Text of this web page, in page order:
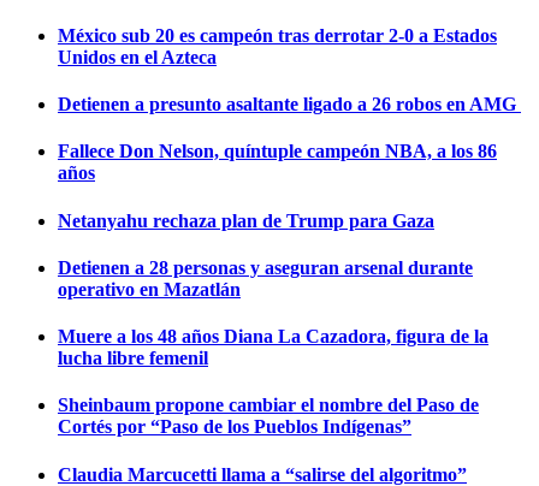
México sub 20 es campeón tras derrotar 2-0 a Estados
Unidos en el Azteca
Detienen a presunto asaltante ligado a 26 robos en AMG
Fallece Don Nelson, quíntuple campeón NBA, a los 86
años
Netanyahu rechaza plan de Trump para Gaza
Detienen a 28 personas y aseguran arsenal durante
operativo en Mazatlán
Muere a los 48 años Diana La Cazadora, figura de la
lucha libre femenil
Sheinbaum propone cambiar el nombre del Paso de
Cortés por “Paso de los Pueblos Indígenas”
Claudia Marcucetti llama a “salirse del algoritmo”